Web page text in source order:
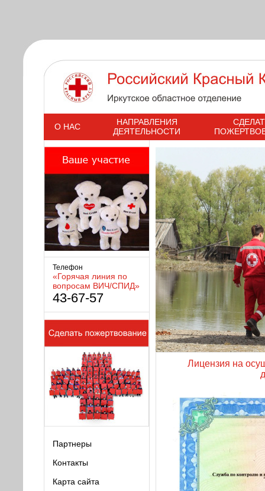
s
О НАС
НАПРАВЛЕНИЯ
ДЕЯТЕЛЬНОСТИ
Телефон
«Горячая линия по
вопросам ВИЧ/СПИД»
43-67-57
Партнеры
Контакты
Карта сайта
Лицензия на